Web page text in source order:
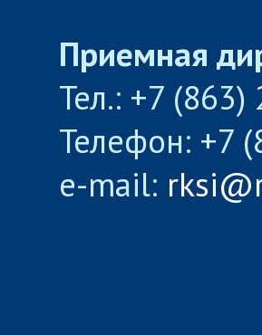
Приемная
Тел.: +7
Телефон: +7
e-mail: